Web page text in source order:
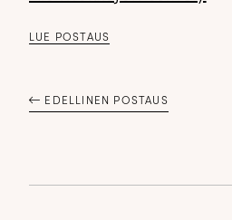
LUE POSTAUS
EDELLINEN POSTAUS